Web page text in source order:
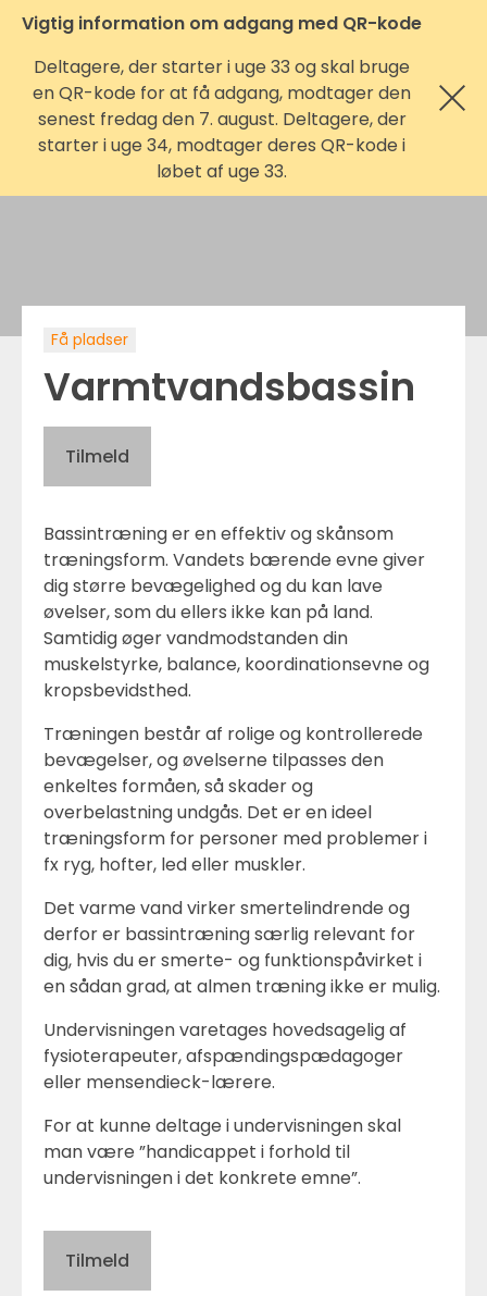
Vigtig information om adgang med QR-kode
Deltagere, der starter i uge 33 og skal bruge
en QR-kode for at få adgang, modtager den
senest fredag den 7. august. Deltagere, der
starter i uge 34, modtager deres QR-kode i
løbet af uge 33.
Få pladser
Varmtvandsbassin
Tilmeld
Bassintræning er en effektiv og skånsom
træningsform. Vandets bærende evne giver
dig større bevægelighed og du kan lave
øvelser, som du ellers ikke kan på land.
Samtidig øger vandmodstanden din
muskelstyrke, balance, koordinationsevne og
kropsbevidsthed.
Træningen består af rolige og kontrollerede
bevægelser, og øvelserne tilpasses den
enkeltes formåen, så skader og
overbelastning undgås. Det er en ideel
træningsform for personer med problemer i
fx ryg, hofter, led eller muskler.
Det varme vand virker smertelindrende og
derfor er bassintræning særlig relevant for
dig, hvis du er smerte- og funktionspåvirket i
en sådan grad, at almen træning ikke er mulig.
Undervisningen varetages hovedsagelig af
fysioterapeuter, afspændingspædagoger
eller mensendieck-lærere.
For at kunne deltage i undervisningen skal
man være ”handicappet i forhold til
undervisningen i det konkrete emne”.
Tilmeld